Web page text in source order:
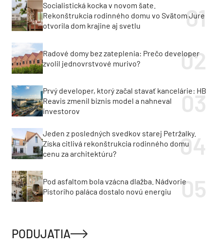
Socialistická kocka v novom šate.
Rekonštrukcia rodinného domu vo Svätom Jure
otvorila dom krajine aj svetlu
Radové domy bez zateplenia: Prečo developer
zvolil jednovrstvové murivo?
Prvý developer, ktorý začal stavať kancelárie: HB
Reavis zmenil biznis model a nahneval
investorov
Jeden z posledných svedkov starej Petržalky.
Získa citlivá rekonštrukcia rodinného domu
cenu za architektúru?
Pod asfaltom bola vzácna dlažba. Nádvorie
Pistoriho paláca dostalo novú energiu
PODUJATIA